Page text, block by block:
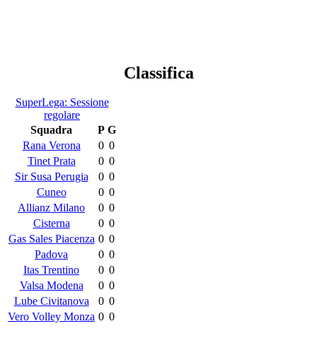
Classifica
SuperLega: Sessione
regolare
Squadra
P G
Rana Verona
0 0
Tinet Prata
0 0
Sir Susa Perugia
0 0
Cuneo
0 0
Allianz Milano
0 0
Cisterna
0 0
Gas Sales Piacenza 0 0
Padova
0 0
Itas Trentino
0 0
Valsa Modena
0 0
Lube Civitanova
0 0
Vero Volley Monza 0 0